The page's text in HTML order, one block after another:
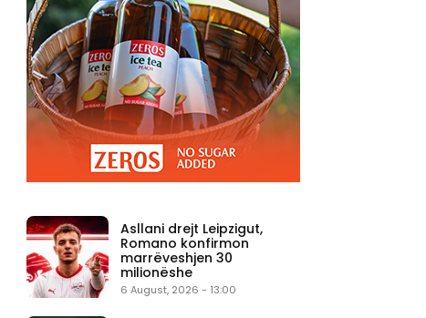
Asllani drejt Leipzigut,
Romano konfirmon
marrëveshjen 30
milionëshe
6 August, 2026 - 13:00